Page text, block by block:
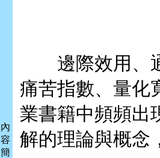
內
容
簡
邊際效用、通
痛苦指數、量
業書籍中頻頻出
解的理論與概念